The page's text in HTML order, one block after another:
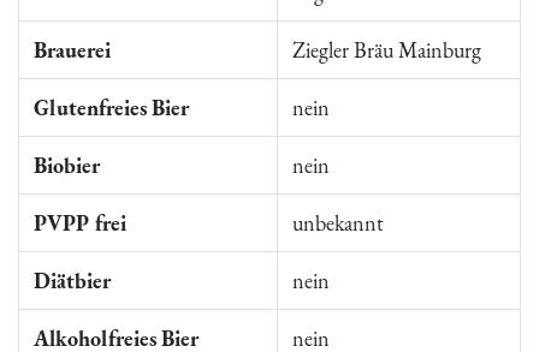
Brauerei Ziegler Bräu Mainburg
Glutenfreies Bier nein
Biobier nein
PVPP frei unbekannt
Diätbier nein
Alkoholfreies Bier nein